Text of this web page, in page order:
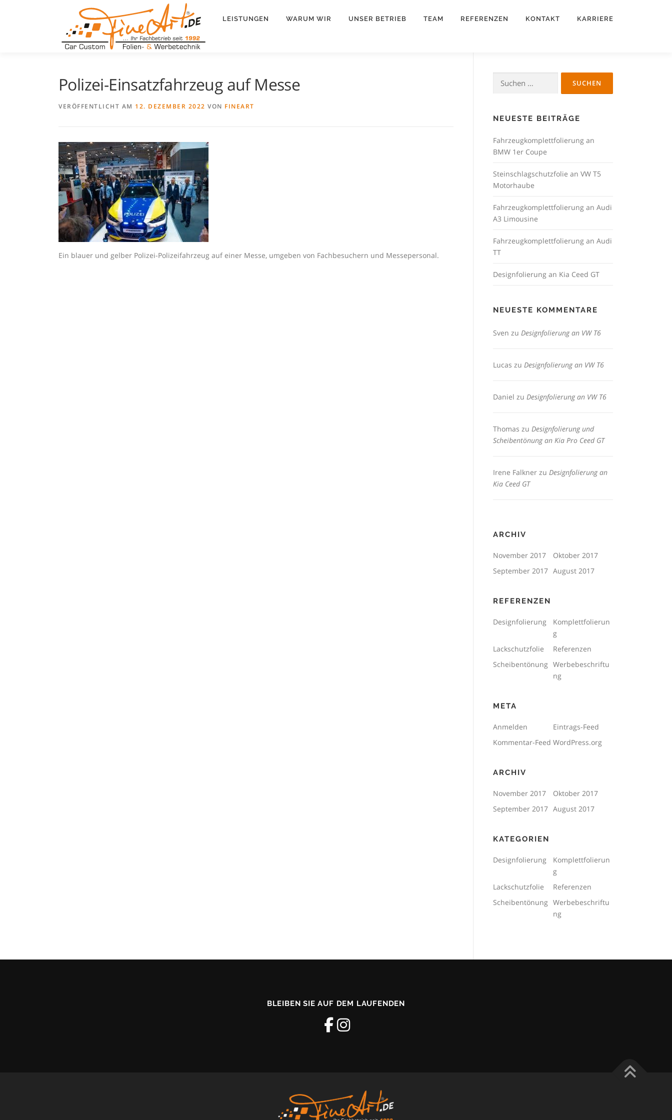
LEISTUNGEN WARUM WIR UNSER BETRIEB TEAM REFERENZEN KONTAKT KARRIERE
Polizei-Einsatzfahrzeug auf Messe
VERÖFFENTLICHT AM 12. DEZEMBER 2022 VON FINEART
Ein blauer und gelber Polizei-Polizeifahrzeug auf einer Messe, umgeben von Fachbesuchern und Messepersonal.
Suchen
nach:
NEUESTE BEITRÄGE
Fahrzeugkomplettfolierung an
BMW 1er Coupe
Steinschlagschutzfolie an VW T5
Motorhaube
Fahrzeugkomplettfolierung an Audi
A3 Limousine
Fahrzeugkomplettfolierung an Audi
TT
Designfolierung an Kia Ceed GT
NEUESTE KOMMENTARE
Sven zu Designfolierung an VW T6
Lucas zu Designfolierung an VW T6
Daniel zu Designfolierung an VW T6
Thomas zu Designfolierung und
Scheibentönung an Kia Pro Ceed GT
Irene Falkner zu Designfolierung an
Kia Ceed GT
ARCHIV
November 2017
Oktober 2017
September 2017 August 2017
REFERENZEN
Designfolierung
Komplettfolierun
g
Lackschutzfolie
Referenzen
Scheibentönung Werbebeschriftu
ng
META
Anmelden
Eintrags-Feed
Kommentar-Feed WordPress.org
ARCHIV
November 2017
Oktober 2017
September 2017 August 2017
KATEGORIEN
Designfolierung
Komplettfolierun
g
Lackschutzfolie
Referenzen
Scheibentönung Werbebeschriftu
ng
BLEIBEN SIE AUF DEM LAUFENDEN